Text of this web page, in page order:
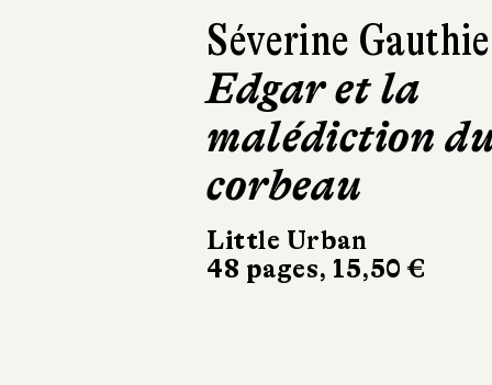
Séverine
Edgar et la
malédiction
corbeau
Little Urban
48 pages, 15,50 €
Carbone,
Cacciatore
La
mots
Hachette Romans
Graphiques